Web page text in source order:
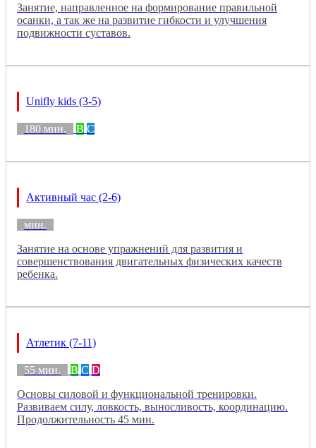
Занятие, направленное на формирование правильной
осанки, а так же на развитие гибкости и улучшения
подвижности суставов.
Unifly kids (3-5)
180 мин. B C
Активный час (2-6)
мин.
Занятие на основе упражнений для развития и
совершенствования двигательных физических качеств
ребенка.
Атлетик (7-11)
55 мин. B C D
Основы силовой и функциональной тренировки.
Развиваем силу, ловкость, выносливость, координацию.
Продолжительность 45 мин.